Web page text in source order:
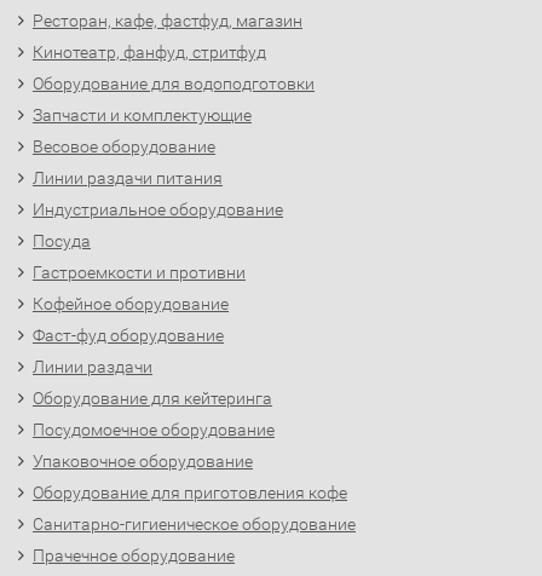
Ресторан, кафе, фастфуд, магазин
Кинотеатр, фанфуд, стритфуд
Оборудование для водоподготовки
Запчасти и комплектующие
Весовое оборудование
Линии раздачи питания
Индустриальное оборудование
Посуда
Гастроемкости и противни
Кофейное оборудование
Фаст-фуд оборудование
Линии раздачи
Оборудование для кейтеринга
Посудомоечное оборудование
Упаковочное оборудование
Оборудование для приготовления кофе
Санитарно-гигиеническое оборудование
Прачечное оборудование